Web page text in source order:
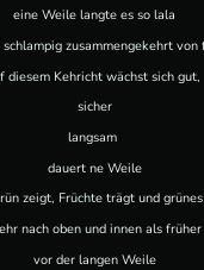
eine Weile langte es so lala
zusammengekehrt von
diesem Kehricht wächst sich gut,
sicher
langsam
dauert ne Weile
zeigt, Früchte trägt und
nach oben und innen als früher
vor der langen Weile